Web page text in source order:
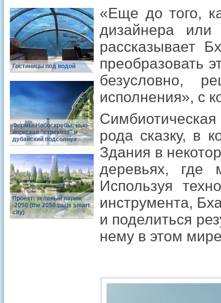
Гостиницы под водой
Фермы-Небоскребы: нью-
йоркская "стрекоза" и
дубайский подсолнух
Проект: зеленый париж
-2050 (the 2050 paris smart
city)
«Еще до того,
дизайнера
рассказывает
преобразовать
безусловно,
исполнения», с
Симбиотическая
рода сказку, в
Здания в
деревьях, где
Используя
инструмента,
и поделиться
нему в этом